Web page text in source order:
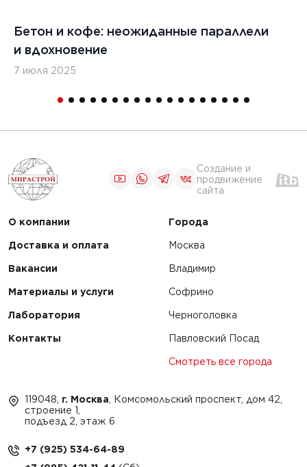
Бетон и кофе: неожиданные параллели
и вдохновение
7 июля 2025
Создание и
продвижение
сайта
О компании
Доставка и оплата
Вакансии
Материалы и услуги
Лаборатория
Контакты
Города
Москва
Владимир
Софрино
Черноголовка
Павловский Посад
Смотреть все города
119048, г. Москва , Комсомольский проспект, дом 42,
строение 1,
подъезд 2, этаж 6
+7 (925) 534-64-89